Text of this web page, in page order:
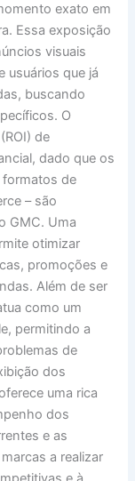
exato em
Essa exposição
visuais
usuários que já
buscando
O
de
dado que os
formatos de
– são
GMC. Uma
otimizar
promoções e
Além de ser
como um
permitindo a
de
dos
uma rica
dos
e as
a realizar